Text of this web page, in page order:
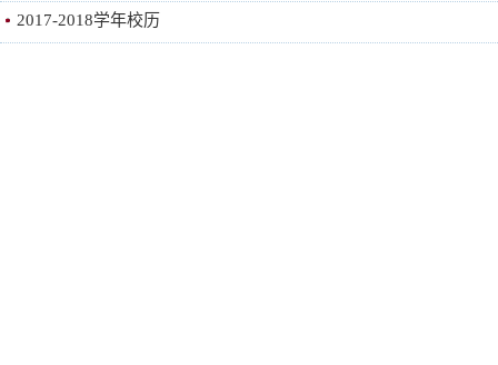
2017-2018学年校历